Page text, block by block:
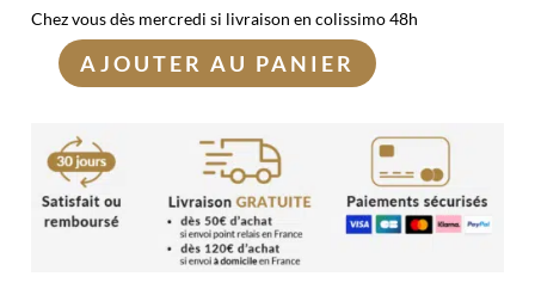
Chez vous dès mercredi si livraison en colissimo 48h
quantité
jeux
de
rôle
AJOUTER AU PANIER